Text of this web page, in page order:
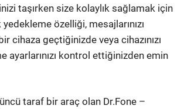
taşırken size kolaylık sağlamak için
özelliği, mesajlarınızı
cihaza geçtiğinizde veya cihazınızı
ayarlarınızı kontrol ettiğinizden emin
taraf bir araç olan Dr.Fone –